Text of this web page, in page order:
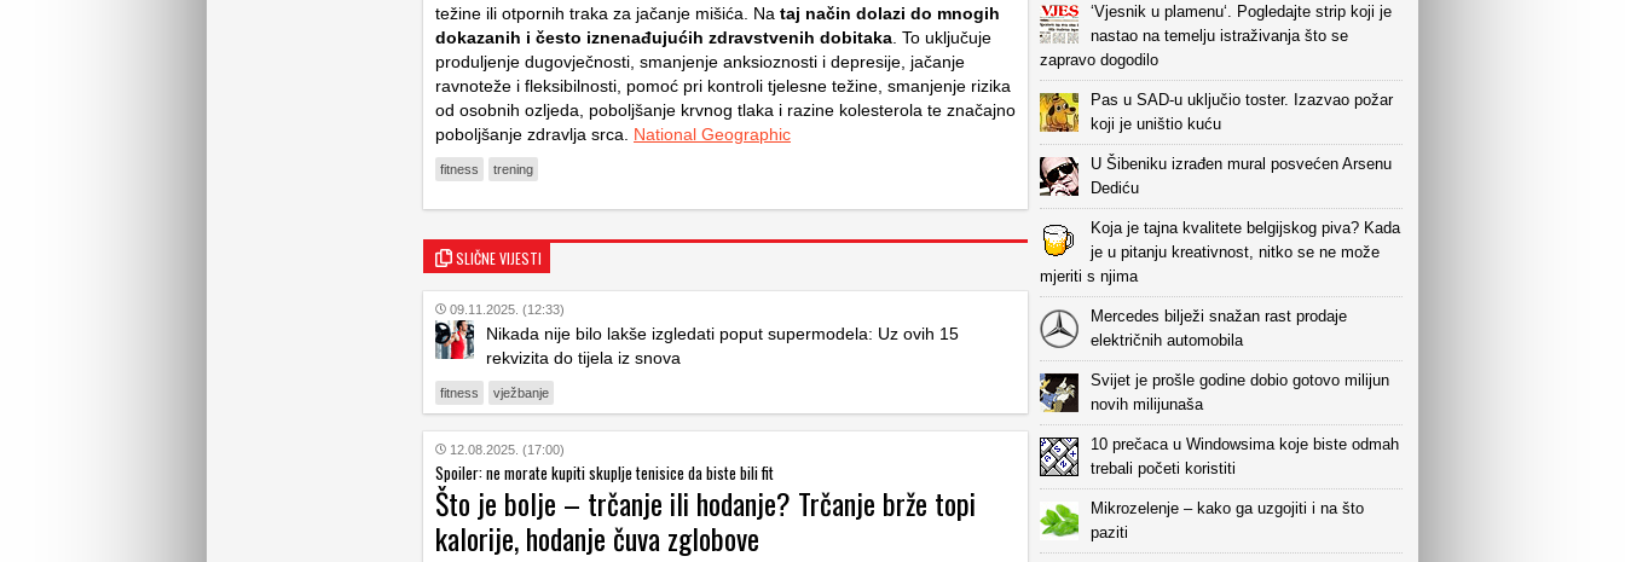
težine ili otpornih traka za jačanje mišića. Na taj način dolazi do mnogih
dokazanih i često iznenađujućih zdravstvenih dobitaka . To uključuje
produljenje dugovječnosti, smanjenje anksioznosti i depresije, jačanje
ravnoteže i fleksibilnosti, pomoć pri kontroli tjelesne težine, smanjenje rizika
od osobnih ozljeda, poboljšanje krvnog tlaka i razine kolesterola te značajno
poboljšanje zdravlja srca. National Geographic
fitness trening
SLIČNE VIJESTI
09.11.2025. (12:33)
Nikada nije bilo lakše izgledati poput supermodela: Uz ovih 15
rekvizita do tijela iz snova
fitness vježbanje
12.08.2025. (17:00)
Spoiler: ne morate kupiti skuplje tenisice da biste bili fit
Što je bolje – trčanje ili hodanje? Trčanje brže topi
kalorije, hodanje čuva zglobove
‘Vjesnik u plamenu‘. Pogledajte strip koji je
nastao na temelju istraživanja što se
zapravo dogodilo
Pas u SAD-u uključio toster. Izazvao požar
koji je uništio kuću
U Šibeniku izrađen mural posvećen Arsenu
Dediću
Koja je tajna kvalitete belgijskog piva? Kada
je u pitanju kreativnost, nitko se ne može
mjeriti s njima
Mercedes bilježi snažan rast prodaje
električnih automobila
Svijet je prošle godine dobio gotovo milijun
novih milijunaša
10 prečaca u Windowsima koje biste odmah
trebali početi koristiti
Mikrozelenje – kako ga uzgojiti i na što
paziti